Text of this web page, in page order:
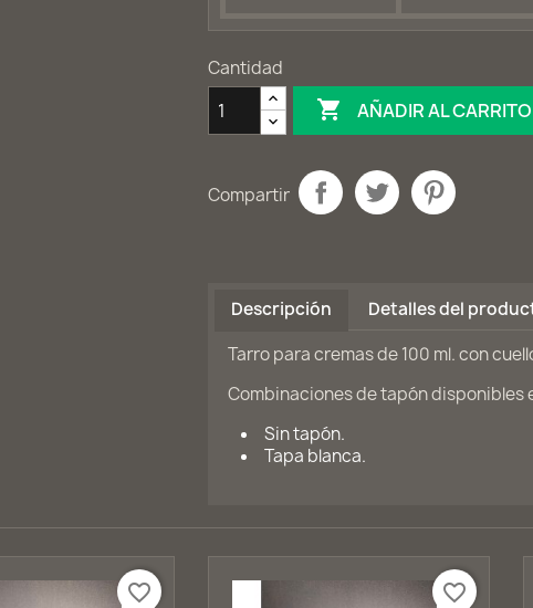
Cantidad
 AÑADIR AL CARRITO
Compartir
Descripción
Detalles del
Tarro para cremas de 100 ml. con
Combinaciones de tapón disponibles
Sin tapón.
Tapa blanca.
favorite_border favorite_border